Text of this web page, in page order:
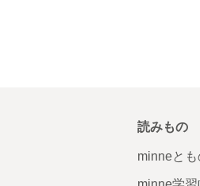
読みもの
minneと